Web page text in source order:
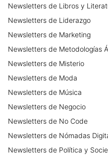
Newsletters de Libros y
Newsletters de Liderazgo
Newsletters de Marketing
Newsletters de Metodologías
Newsletters de Misterio
Newsletters de Moda
Newsletters de Música
Newsletters de Negocio
Newsletters de No Code
Newsletters de Nómadas
Newsletters de Política y